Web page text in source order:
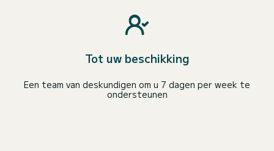
Tot uw beschikking
Een team van deskundigen om u 7 dagen per week te
ondersteunen